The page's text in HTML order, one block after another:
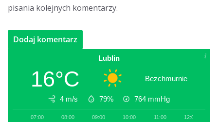
pisania kolejnych komentarzy.
Lublin
16°C Bezchmurnie
4 m/s 79% 764 mmHg
07:00 08:00 09:00 10:00 11:00 12:00